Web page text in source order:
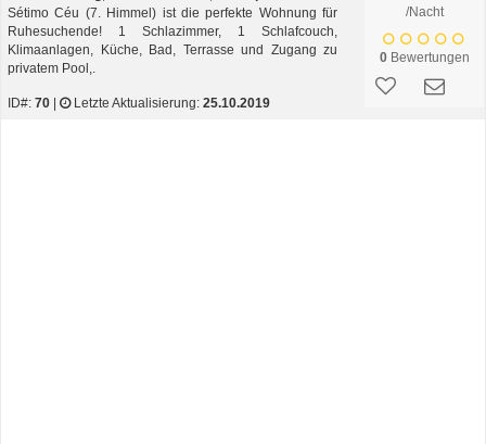
Sétimo Céu (7. Himmel) ist die perfekte Wohnung für
Ruhesuchende! 1 Schlazimmer, 1 Schlafcouch,
Klimaanlagen, Küche, Bad, Terrasse und Zugang zu
privatem Pool,.
ID#: 70 Letzte Aktualisierung: 25.10.2019
/Nacht
0Bewertungen